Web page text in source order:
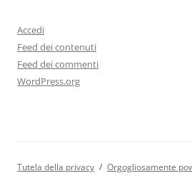
Accedi
Feed dei contenuti
Feed dei commenti
WordPress.org
Tutela della privacy Orgogliosamente